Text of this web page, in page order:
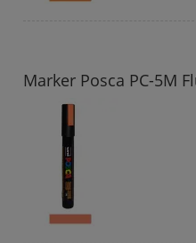
Marker Posca PC-5M